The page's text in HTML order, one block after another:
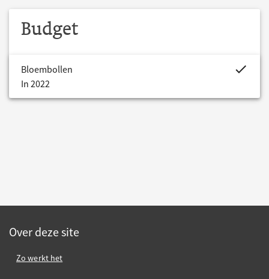
Budget
Bloembollen
In 2022
Over deze site
Zo werkt het